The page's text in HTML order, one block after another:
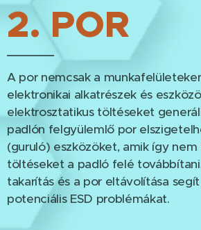
2. POR
A por nemcsak a
elektronikai alkatrészek és
elektrosztatikus töltéseket
padlón felgyülemlő por
(guruló) eszközöket, amik így nem
töltéseket a padló felé
takarítás és a por eltávolítása
potenciális ESD problémákat.